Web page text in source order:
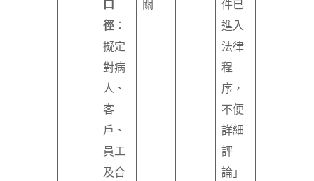
口
徑 ：
擬定
對病
人、
客
戶、
員工
及合
關
件已
進入
法律
程
序，
不便
詳細
評
論」